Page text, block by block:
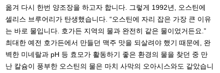
옮겨 다시 한번 양조장을 하고자 합니다. 그렇게 1992년, 오스틴에
셀리스 브루어리가 탄생했습니다. “오스틴에 자리 잡은 가장 큰 이유
는 바로 물입니다. 호가든 지역의 물과 완전히 같은 물이었거든요.”
최대한 예전 호가든에서 만들던 맥주 맛을 되살려야 했기 때문에, 완
벽한 미네랄과 pH 등 효모가 활동하기 좋은 환경의 물을 찾던 중 만
난 칼슘이 풍부한 오스틴의 물은 마치 사막의 오아시스와도 같았습니